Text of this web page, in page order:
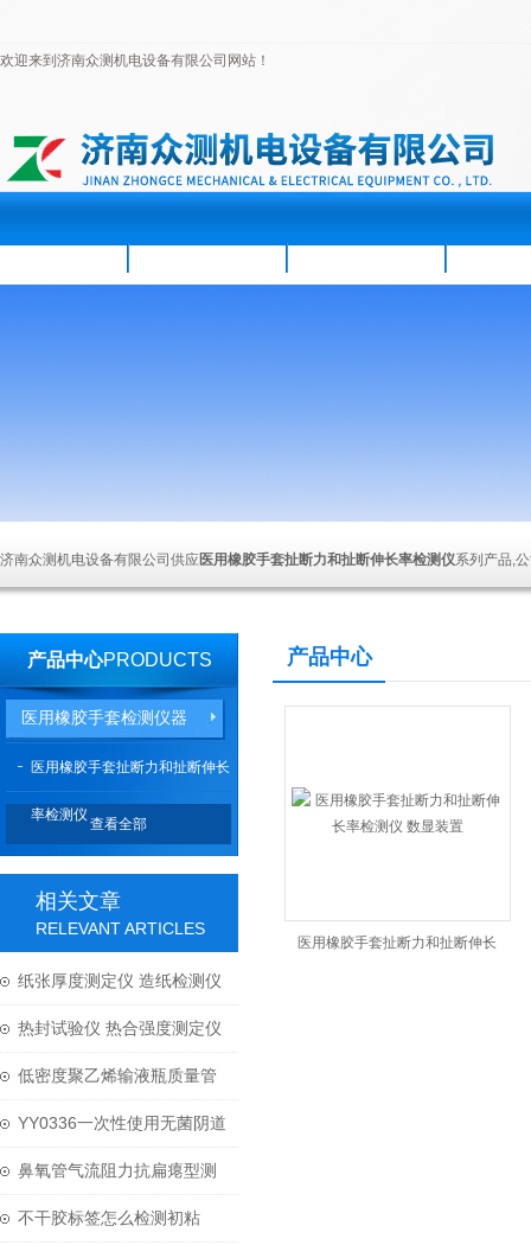
欢迎来到济南众测机电设备有限公司网站！
济南众测机电设备有限公司供应医用橡胶手套扯断力和扯断伸长率检测仪系列产品,
产品中心PRODUCTS
医用橡胶手套检测仪器
医用橡胶手套扯断力和扯断伸长
率检测仪
查看全部
相关文章
RELEVANT ARTICLES
纸张厚度测定仪 造纸检测仪
器
热封试验仪 热合强度测定仪
HSR-01主要参数
低密度聚乙烯输液瓶质量管
控方案
YY0336一次性使用无菌阴道
扩张器物理性能测试项目及
仪器推荐
鼻氧管气流阻力抗扁瘪型测
试仪NOC-01如何安装
不干胶标签怎么检测初粘
产品中心
医用橡胶手套扯断力和扯断伸长